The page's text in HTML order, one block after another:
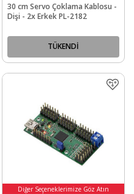
30 cm Servo Çoklama Kablosu -
Dişi - 2x Erkek PL-2182
TÜKENDİ
Diğer Seçeneklerimize Göz Atın